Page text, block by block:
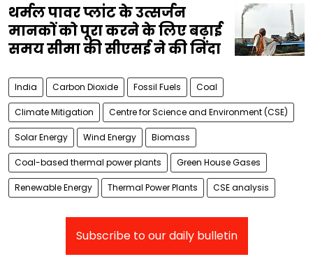
थर्मल पावर प्लांट के उत्सर्जन
मानकों को पूरा करने के लिए बढ़ाई
समय सीमा की सीएसई ने की निंदा
India Carbon Dioxide Fossil Fuels Coal
Climate Mitigation Centre for Science and Environment (CSE)
Solar Energy Wind Energy Biomass
Coal-based thermal power plants Green House Gases
Renewable Energy Thermal Power Plants CSE analysis
Subscribe to our daily bulletin